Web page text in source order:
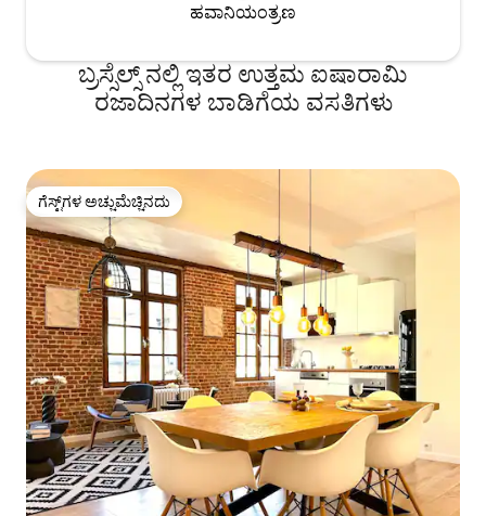
ಹವಾನಿಯಂತ್ರಣ
ಬ್ರಸ್ಸೆಲ್ಸ್ ನಲ್ಲಿ ಇತರ ಉತ್ತಮ ಐಷಾರಾಮಿ
ರಜಾದಿನಗಳ ಬಾಡಿಗೆಯ ವಸತಿಗಳು
ಗೆಸ್ಟ್‌ಗಳ ಅಚ್ಚುಮೆಚ್ಚಿನದು
ಗೆಸ್ಟ್‌ಗಳ ಅಚ್ಚುಮೆಚ್ಚಿನದು